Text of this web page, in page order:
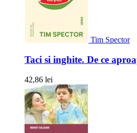
Tim Spector
Taci si inghite. De ce
42,86 lei